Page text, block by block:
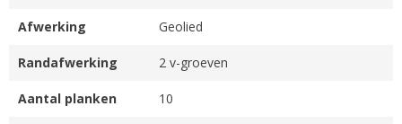
Afwerking Geolied
Randafwerking 2 v-groeven
Aantal planken 10